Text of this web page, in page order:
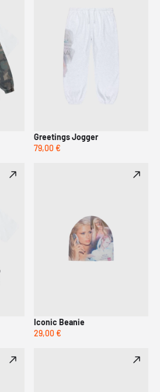
Greetings Jogger
79,00 €
Iconic Beanie
29,00 €